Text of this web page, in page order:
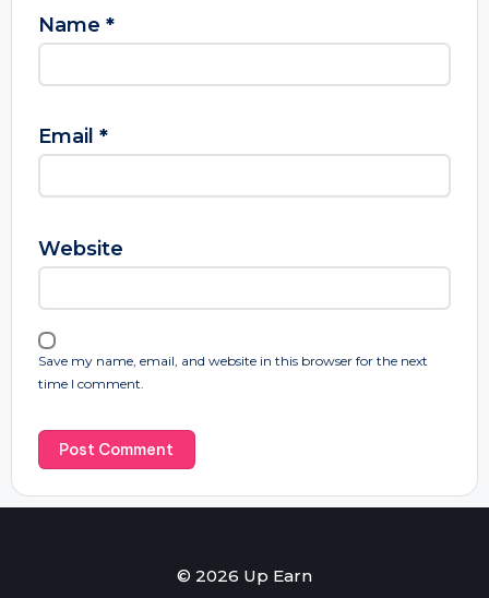
Name *
Email *
Website
Save my name, email, and website in this browser for the next
time I comment.
© 2026 Up Earn